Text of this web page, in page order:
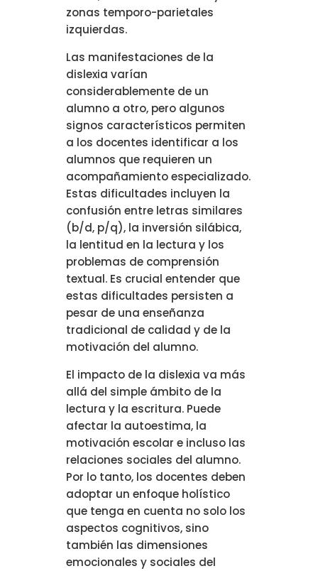
zonas temporo-parietales
izquierdas.
Las manifestaciones de la
dislexia varían
considerablemente de un
alumno a otro, pero algunos
signos característicos permiten
a los docentes identificar a los
alumnos que requieren un
acompañamiento especializado.
Estas dificultades incluyen la
confusión entre letras similares
(b/d, p/q), la inversión silábica,
la lentitud en la lectura y los
problemas de comprensión
textual. Es crucial entender que
estas dificultades persisten a
pesar de una enseñanza
tradicional de calidad y de la
motivación del alumno.
El impacto de la dislexia va más
allá del simple ámbito de la
lectura y la escritura. Puede
afectar la autoestima, la
motivación escolar e incluso las
relaciones sociales del alumno.
Por lo tanto, los docentes deben
adoptar un enfoque holístico
que tenga en cuenta no solo los
aspectos cognitivos, sino
también las dimensiones
emocionales y sociales del